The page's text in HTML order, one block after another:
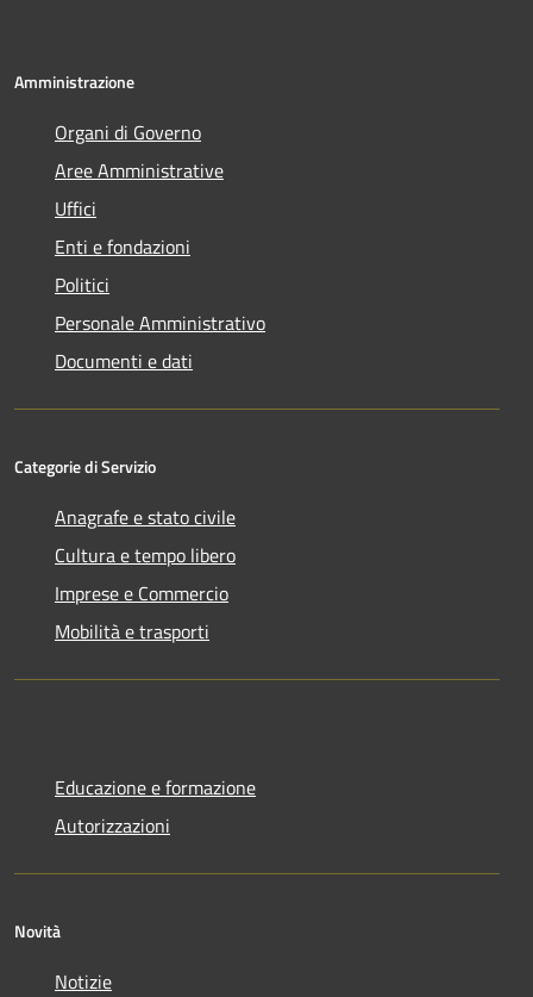
Amministrazione
Organi di Governo
Aree Amministrative
Uffici
Enti e fondazioni
Politici
Personale Amministrativo
Documenti e dati
Categorie di Servizio
Anagrafe e stato civile
Cultura e tempo libero
Imprese e Commercio
Mobilità e trasporti
Educazione e formazione
Autorizzazioni
Novità
Notizie